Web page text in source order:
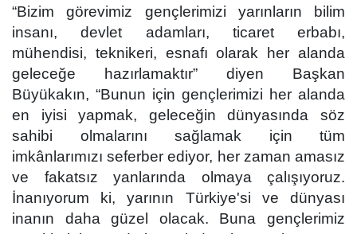
“Bizim görevimiz gençlerimizi yarınların bilim
insanı, devlet adamları, ticaret erbabı,
mühendisi, teknikeri, esnafı olarak her alanda
geleceğe hazırlamaktır” diyen Başkan
Büyükakın, “Bunun için gençlerimizi her alanda
en iyisi yapmak, geleceğin dünyasında söz
sahibi olmalarını sağlamak için tüm
imkânlarımızı seferber ediyor, her zaman amasız
ve fakatsız yanlarında olmaya çalışıyoruz.
İnanıyorum ki, yarının Türkiye'si ve dünyası
inanın daha güzel olacak. Buna gençlerimiz